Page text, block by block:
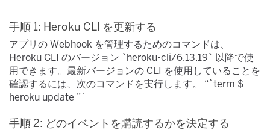
手順 1: Heroku CLI を更新する
アプリの Webhook を管理するためのコマンドは、
Heroku CLI のバージョン `heroku-cli/6.13.19`​ 以降で使
用できます。最新バージョンの CLI を使用していることを
確認するには、次のコマンドを実行します。 “`term $
heroku update ”`
手順 2: どのイベントを購読するかを決定する